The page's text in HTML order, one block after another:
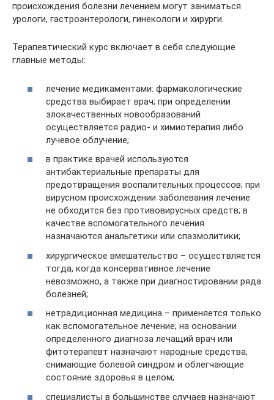
происхождения болезни лечением могут заниматься
урологи, гастроэнтерологи, гинекологи и хирурги.
Терапевтический курс включает в себя следующие
главные методы:
лечение медикаментами: фармакологические
средства выбирает врач; при определении
злокачественных новообразований
осуществляется радио- и химиотерапия либо
лучевое облучение;
в практике врачей используются
антибактериальные препараты для
предотвращения воспалительных процессов; при
вирусном происхождении заболевания лечение
не обходится без противовирусных средств; в
качестве вспомогательного лечения
назначаются анальгетики или спазмолитики;
хирургическое вмешательство – осуществляется
тогда, когда консервативное лечение
невозможно, а также при диагностировании ряда
болезней;
нетрадиционная медицина – применяется только
как вспомогательное лечение; на основании
определенного диагноза лечащий врач или
фитотерапевт назначают народные средства,
снимающие болевой синдром и облегчающие
состояние здоровья в целом;
специалисты в большинстве случаев назначают